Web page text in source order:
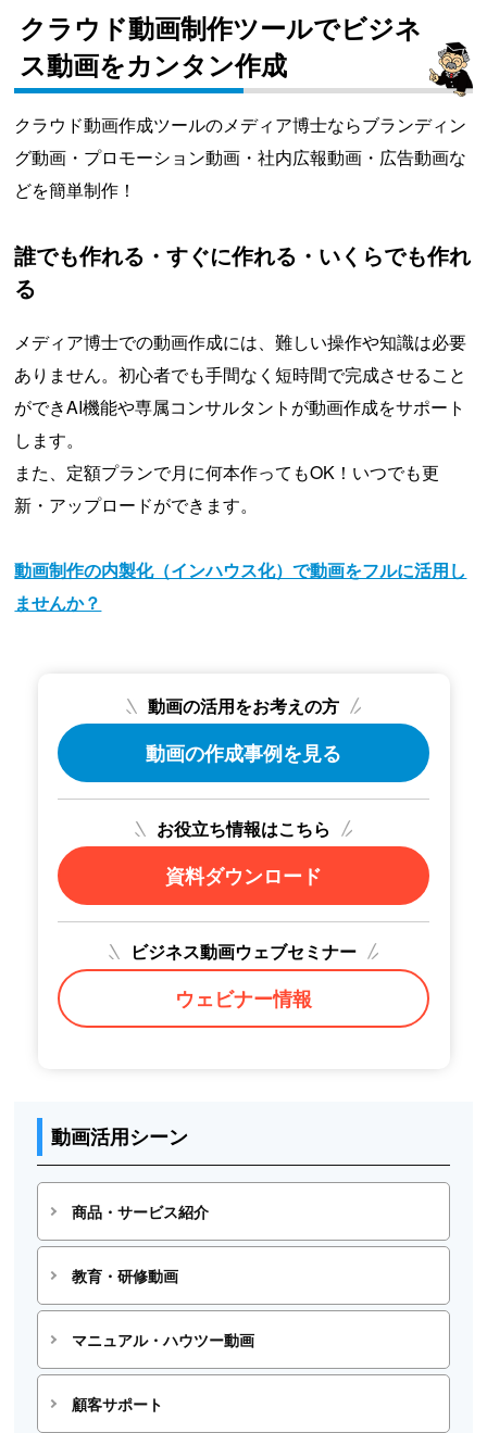
クラウド動画制作ツールでビジネ
ス動画をカンタン作成
クラウド動画作成ツールのメディア博士ならブランディン
グ動画・プロモーション動画・社内広報動画・広告動画な
どを簡単制作！
誰でも作れる・すぐに作れる・いくらでも作れ
る
メディア博士での動画作成には、難しい操作や知識は必要
ありません。初心者でも手間なく短時間で完成させること
ができAI機能や専属コンサルタントが動画作成をサポート
します。
また、定額プランで月に何本作ってもOK！いつでも更
新・アップロードができます。
動画制作の内製化（インハウス化）で動画をフルに活用し
ませんか？
動画の活用をお考えの方
動画の作成事例を見る
お役立ち情報はこちら
資料ダウンロード
ビジネス動画ウェブセミナー
ウェビナー情報
動画活用シーン
商品・サービス紹介
教育・研修動画
マニュアル・ハウツー動画
顧客サポート